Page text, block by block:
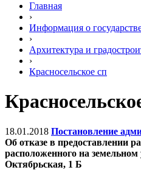
Главная
›
Информация о
›
Архитектура и
›
Красносельское сп
18.01.2018 Постановление
Об отказе в предоставлении
расположенного на
Октябрьская, 1 Б